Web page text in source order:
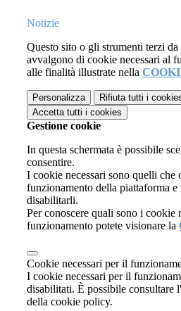
Notizie
Questo sito o gli strumenti terzi
avvalgono di cookie necessari al
alle finalità illustrate nella
Personalizza Rifiuta tutti i
Accetta tutti i cookies
Gestione cookie
In questa schermata è possibile
consentire.
I cookie necessari sono quelli che
funzionamento della piattaforma e
disabilitarli.
Per conoscere quali sono i cookie
funzionamento potete visionare la
Cookie necessari per il
I cookie necessari per il
disabilitati. È possibile consultare
della cookie policy.